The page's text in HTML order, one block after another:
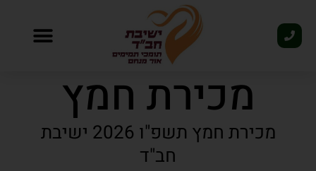
מכירת חמץ
מכירת חמץ תשפ"ו 2026 ישיבת
חב"ד